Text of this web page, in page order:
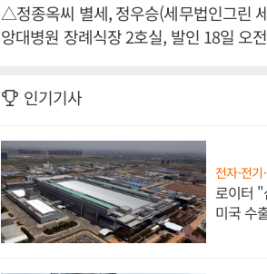
△정종옥씨 별세, 정우승(세무법인그린
앙대병원 장례식장 2호실, 발인 18일 오
인기기사
전자·전기
로이터 "
미국 수